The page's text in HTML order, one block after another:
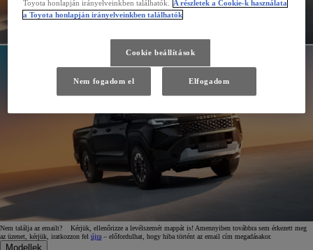
Nem találja az emailt? Kérjük, ellenőrizze a levélszemét mappát is! Amennyiben továbbra sem érkezett meg
az üzenet, kérjük, iratkozzon fel újra – előfordulhat, hogy hiba történt az email cím megadásakor.
Modellek
Toyota honlapján irányelveinkben találhatók.
A részletek a Cookie-k használata
a Toyota honlapján irányelveinkben találhatók
Cookie beállítások
Nem fogadom el Elfogadom